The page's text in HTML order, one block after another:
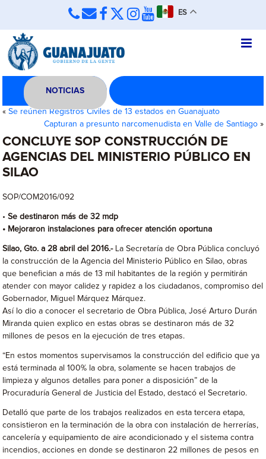
ES
NOTICIAS
«Se reúnen Registros Civiles de 13 estados en Guanajuato
Capturan a presunto narcomenudista en Valle de Santiago»
CONCLUYE SOP CONSTRUCCIÓN DE
AGENCIAS DEL MINISTERIO PÚBLICO EN
SILAO
SOP/COM2016/092
•Se destinaron más de 32 mdp
• Mejoraron instalaciones para ofrecer atención oportuna
Silao, Gto. a 28 abril del 2016.-La Secretaría de Obra Pública concluyó
la construcción de la Agencia del Ministerio Público en Silao, obras
que benefician a más de 13 mil habitantes de la región y permitirán
atender con mayor calidez y rapidez a los ciudadanos, compromiso del
Gobernador, Miguel Márquez Márquez.
Así lo dio a conocer el secretario de Obra Pública, José Arturo Durán
Miranda quien explico en estas obras se destinaron más de 32
millones de pesos en la ejecución de tres etapas.
“En estos momentos supervisamos la construcción del edificio que ya
está terminada al 100% la obra, solamente se hacen trabajos de
limpieza y algunos detalles para poner a disposición” de la
Procuraduría General de Justicia del Estado, destacó el Secretario.
Detalló que parte de los trabajos realizados en esta tercera etapa,
consistieron en la terminación de la obra con instalación de herrerías,
cancelería y equipamiento de aire acondicionado y el sistema contra
incendios, acciones en donde se destinaron 22 millones de pesos en